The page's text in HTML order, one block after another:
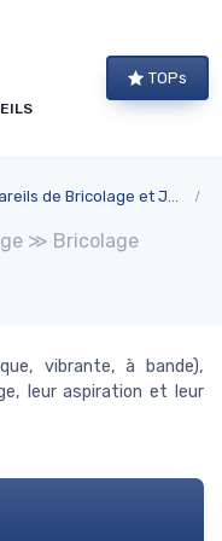
TOPs
de Bricolage et Jardinage
≫ Bricolage
vibrante, à bande),
leur aspiration et leur
×
MÉNAGERS
plan !
et alertes
boîte mail.
Tendances